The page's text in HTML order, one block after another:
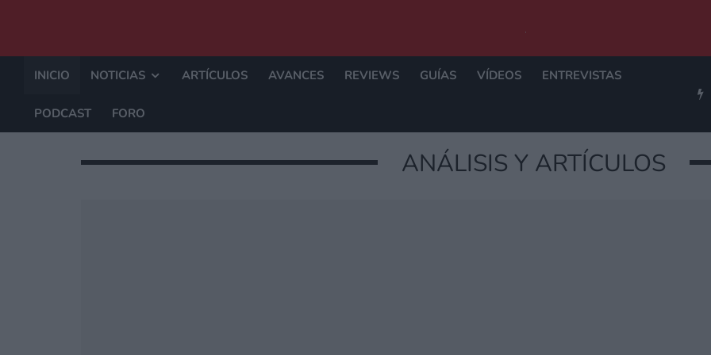
INICIO NOTICIAS ARTÍCULOS AVANCES REVIEWS GUÍAS VÍDEOS ENTREVISTAS
PODCAST FORO
ANÁLISIS Y ARTÍCULOS